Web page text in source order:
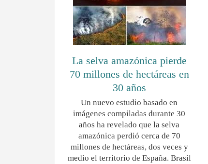
La selva amazónica pierde
70 millones de hectáreas en
30 años
Un nuevo estudio basado en
imágenes compiladas durante 30
años ha revelado que la selva
amazónica perdió cerca de 70
millones de hectáreas, dos veces y
medio el territorio de España. Brasil